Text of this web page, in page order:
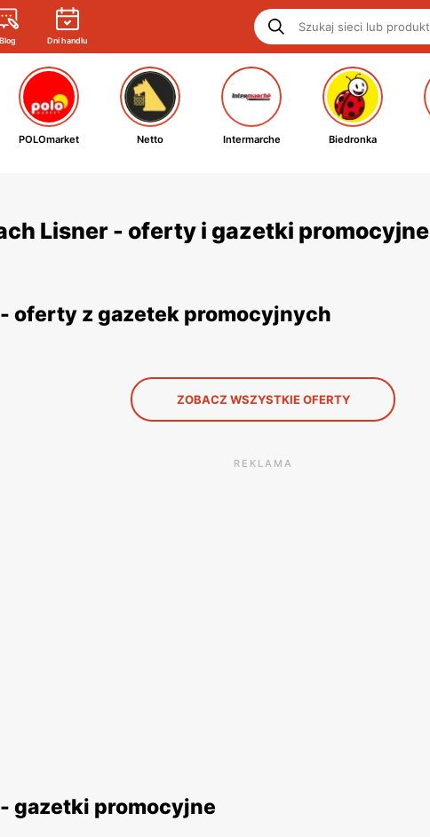
Blog Dni handlu
POLOmarket Netto Intermarche Biedronka
Lisner - oferty i gazetki promocyjne
oferty z gazetek promocyjnych
ZOBACZ WSZYSTKIE OFERTY
REKLAMA
gazetki promocyjne